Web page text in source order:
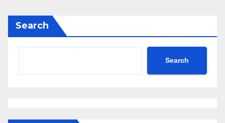
Search
Search